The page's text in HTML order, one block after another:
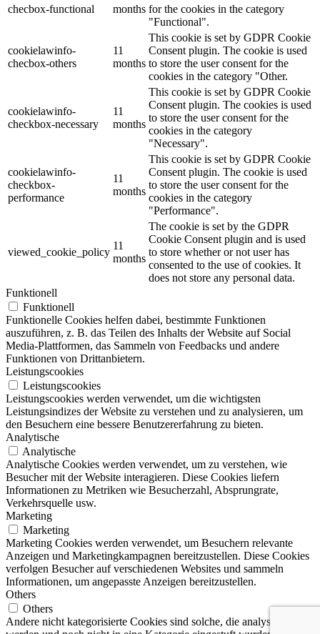
checbox-functional
months for the cookies in the category
"Functional".
cookielawinfo-
checbox-others
11
months
This cookie is set by GDPR Cookie
Consent plugin. The cookie is used
to store the user consent for the
cookies in the category "Other.
cookielawinfo-
checkbox-necessary
11
months
This cookie is set by GDPR Cookie
Consent plugin. The cookies is used
to store the user consent for the
cookies in the category
"Necessary".
cookielawinfo-
checkbox-
performance
11
months
This cookie is set by GDPR Cookie
Consent plugin. The cookie is used
to store the user consent for the
cookies in the category
"Performance".
viewed_cookie_policy
11
months
The cookie is set by the GDPR
Cookie Consent plugin and is used
to store whether or not user has
consented to the use of cookies. It
does not store any personal data.
Funktionell
Funktionell
Funktionelle Cookies helfen dabei, bestimmte Funktionen
auszuführen, z. B. das Teilen des Inhalts der Website auf Social
Media-Plattformen, das Sammeln von Feedbacks und andere
Funktionen von Drittanbietern.
Leistungscookies
Leistungscookies
Leistungscookies werden verwendet, um die wichtigsten
Leistungsindizes der Website zu verstehen und zu analysieren, um
den Besuchern eine bessere Benutzererfahrung zu bieten.
Analytische
Analytische
Analytische Cookies werden verwendet, um zu verstehen, wie
Besucher mit der Website interagieren. Diese Cookies liefern
Informationen zu Metriken wie Besucherzahl, Absprungrate,
Verkehrsquelle usw.
Marketing
Marketing
Marketing Cookies werden verwendet, um Besuchern relevante
Anzeigen und Marketingkampagnen bereitzustellen. Diese Cookies
verfolgen Besucher auf verschiedenen Websites und sammeln
Informationen, um angepasste Anzeigen bereitzustellen.
Others
Others
Andere nicht kategorisierte Cookies sind solche, die analysiert